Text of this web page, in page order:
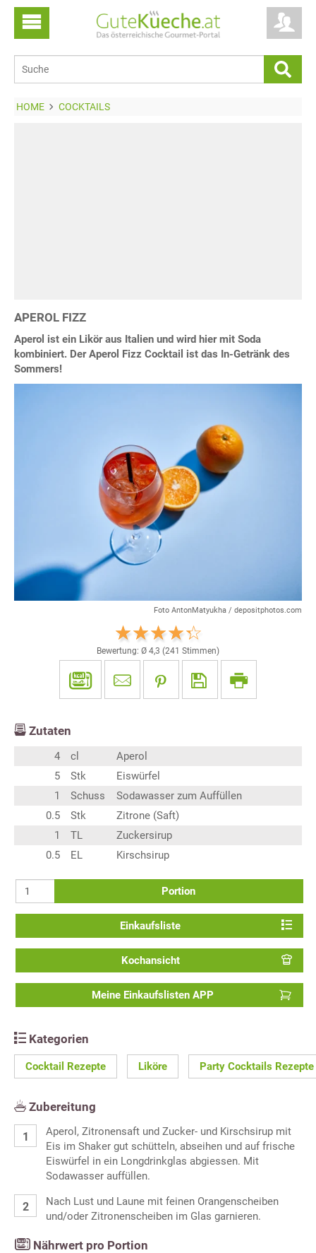
HOME COCKTAILS
APEROL FIZZ
Aperol ist ein Likör aus Italien und wird hier mit Soda
kombiniert. Der Aperol Fizz Cocktail ist das In-Getränk des
Sommers!
Foto AntonMatyukha / depositphotos.com
Bewertung: Ø 4,3 (241 Stimmen)
Zutaten
4 cl
Aperol
5
Stk
Eiswürfel
1
Schuss
Sodawasser zum Auffüllen
0.5
Stk
Zitrone (Saft)
1
TL
Zuckersirup
0.5
EL Kirschsirup
Portion
Einkaufsliste
Kochansicht
Meine Einkaufslisten APP
Kategorien
Cocktail Rezepte Liköre Party Cocktails Rezepte
Zubereitung
Aperol, Zitronensaft und Zucker- und Kirschsirup mit
Eis im Shaker gut schütteln, abseihen und auf frische
Eiswürfel in ein Longdrinkglas abgiessen. Mit
Sodawasser auffüllen.
Nach Lust und Laune mit feinen Orangenscheiben
und/oder Zitronenscheiben im Glas garnieren.
Nährwert pro Portion